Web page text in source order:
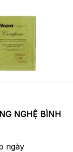
NGHỆ BÌNH
ngày